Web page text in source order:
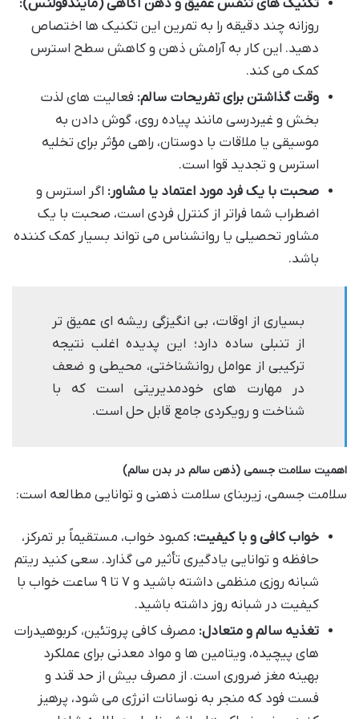
تکنیک های تنفس عمیق و ذهن آگاهی (مایندفولنس):
روزانه چند دقیقه را به تمرین این تکنیک ها اختصاص
دهید. این کار به آرامش ذهن و کاهش سطح استرس
کمک می کند.
وقت گذاشتن برای تفریحات سالم: فعالیت های لذت
بخش و غیردرسی مانند پیاده روی، گوش دادن به
موسیقی یا ملاقات با دوستان، راهی مؤثر برای تخلیه
استرس و تجدید قوا است.
صحبت با یک فرد مورد اعتماد یا مشاور: اگر استرس و
اضطراب شما فراتر از کنترل فردی است، صحبت با یک
مشاور تحصیلی یا روانشناس می تواند بسیار کمک کننده
باشد.
بسیاری از اوقات، بی انگیزگی ریشه ای عمیق تر
از تنبلی ساده دارد؛ این پدیده اغلب نتیجه
ترکیبی از عوامل روانشناختی، محیطی و ضعف
در مهارت های خودمدیریتی است که با
شناخت و رویکردی جامع قابل حل است.
اهمیت سلامت جسمی (ذهن سالم در بدن سالم)
سلامت جسمی، زیربنای سلامت ذهنی و توانایی مطالعه است:
خواب کافی و با کیفیت: کمبود خواب، مستقیماً بر تمرکز،
حافظه و توانایی یادگیری تأثیر می گذارد. سعی کنید ریتم
شبانه روزی منظمی داشته باشید و ۷ تا ۹ ساعت خواب با
کیفیت در شبانه روز داشته باشید.
تغذیه سالم و متعادل: مصرف کافی پروتئین، کربوهیدرات
های پیچیده، ویتامین ها و مواد معدنی برای عملکرد
بهینه مغز ضروری است. از مصرف بیش از حد قند و
فست فود که منجر به نوسانات انرژی می شود، پرهیز